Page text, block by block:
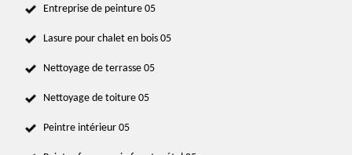
Entreprise de peinture 05
Lasure pour chalet en bois 05
Nettoyage de terrasse 05
Nettoyage de toiture 05
Peintre intérieur 05